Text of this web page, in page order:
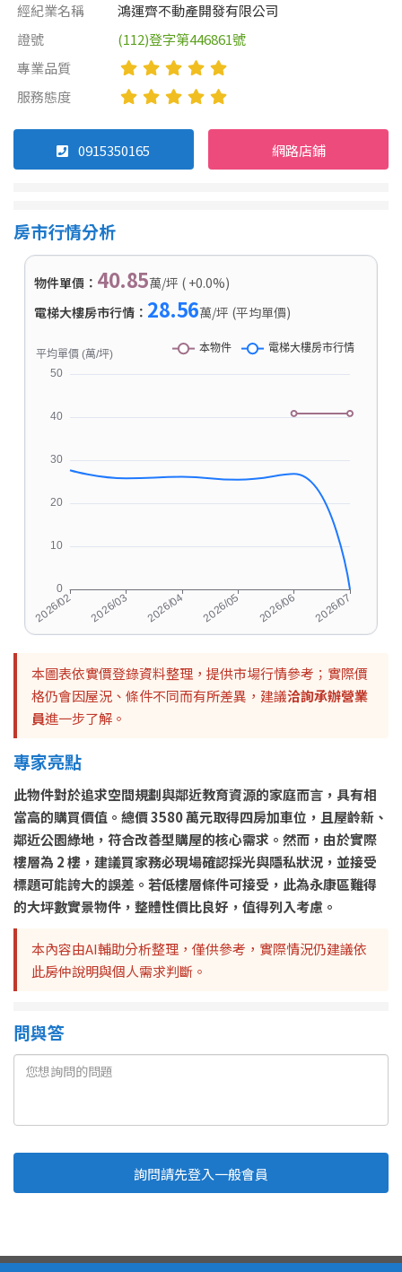
經紀業名稱
鴻運齊不動產開發有限公司
證號
(112)登字第446861號
專業品質
服務態度
0915350165 網路店鋪
房市行情分析
物件單價： 40.85萬/坪 ( +0.0%)
電梯大樓房市行情： 28.56萬/坪 (平均單價)
本圖表依實價登錄資料整理，提供市場行情參考；實際價
格仍會因屋況、條件不同而有所差異，建議洽詢承辦營業
員進一步了解。
專家亮點
此物件對於追求空間規劃與鄰近教育資源的家庭而言，具有相
當高的購買價值。總價 3580 萬元取得四房加車位，且屋齡新、
鄰近公園綠地，符合改善型購屋的核心需求。然而，由於實際
樓層為 2 樓，建議買家務必現場確認採光與隱私狀況，並接受
標題可能誇大的誤差。若低樓層條件可接受，此為永康區難得
的大坪數實景物件，整體性價比良好，值得列入考慮。
本內容由AI輔助分析整理，僅供參考，實際情況仍建議依
此房仲說明與個人需求判斷。
問與答
詢問請先登入一般會員